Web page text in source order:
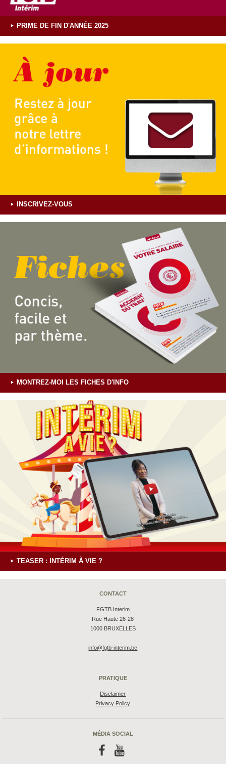
PRIME DE FIN D'ANNÉE 2025
INSCRIVEZ-VOUS
MONTREZ-MOI LES FICHES D'INFO
TEASER : INTÉRIM À VIE ?
CONTACT
FGTB Interim
Rue Haute 26-28
1000 BRUXELLES
info@fgtb-interim.be
PRATIQUE
Disclaimer
Privacy Policy
MÉDIA SOCIAL
f y